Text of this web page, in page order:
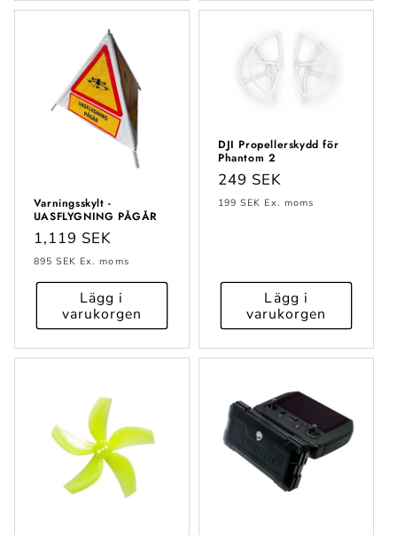
Varningsskylt -
UASFLYGNING PÅGÅR
Ordinarie
pris
1,119 SEK
895 SEK Ex. moms
Lägg i
varukorgen
DJI Propellerskydd för
Phantom 2
Ordinarie
pris
249 SEK
199 SEK Ex. moms
Lägg i
varukorgen